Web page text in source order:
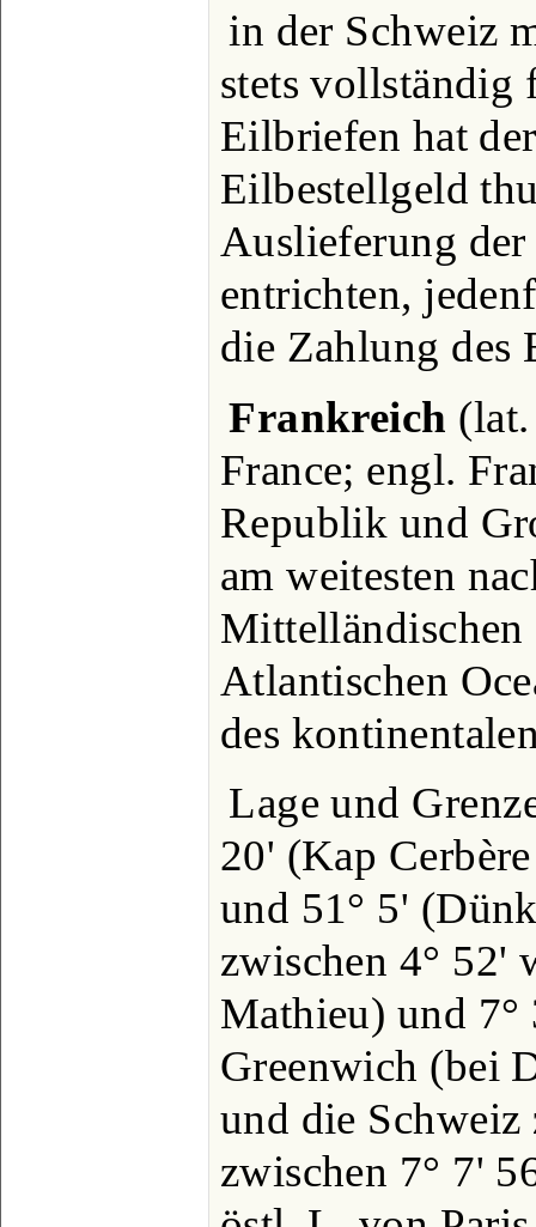
in der Schweiz
stets vollständig
Eilbriefen hat
Eilbestellgeld
Auslieferung der
entrichten,
die Zahlung des
Frankreich
France; engl.
Republik und
am weitesten
Mittelländischen
Atlantischen
des
Lage und
20' (Kap
und 51° 5'
zwischen 4° 52'
Mathieu) und
Greenwich (bei
und die Schweiz
zwischen 7° 7'